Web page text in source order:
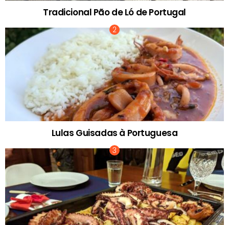
Tradicional Pão de Ló de Portugal
Lulas Guisadas à Portuguesa